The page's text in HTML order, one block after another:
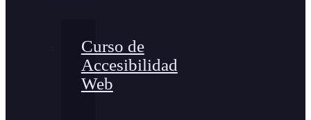
Curso de
Accesibilidad
Web